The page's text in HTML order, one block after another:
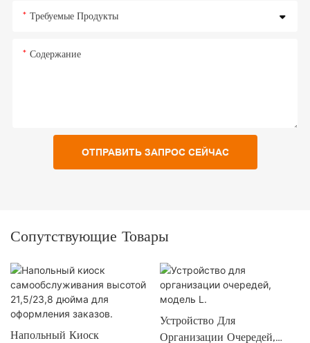
Требуемые Продукты
Содержание
ОТПРАВИТЬ ЗАПРОС СЕЙЧАС
Сопутствующие Товары
Напольный Киоск
Устройство Для
Организации Очередей,